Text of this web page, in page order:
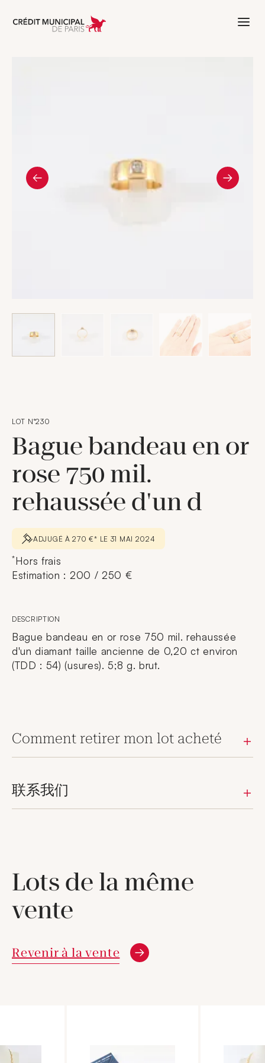
Aller à l'accueil de Crédit Municipal
LOT N°230
Bague bandeau en or
rose 750 mil.
rehaussée d'un d
ADJUGÉ À 270 €* LE 31 MAI 2024
*Hors frais
Estimation : 200 / 250 €
DESCRIPTION
Bague bandeau en or rose 750 mil. rehaussée
d'un diamant taille ancienne de 0,20 ct environ
(TDD : 54) (usures). 5;8 g. brut.
Comment retirer mon lot acheté
联系我们
Lots de la même
vente
Revenir à la vente